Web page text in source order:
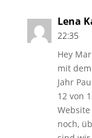
Lena
22:35
Hey
mit
Jahr
12 von
noch,